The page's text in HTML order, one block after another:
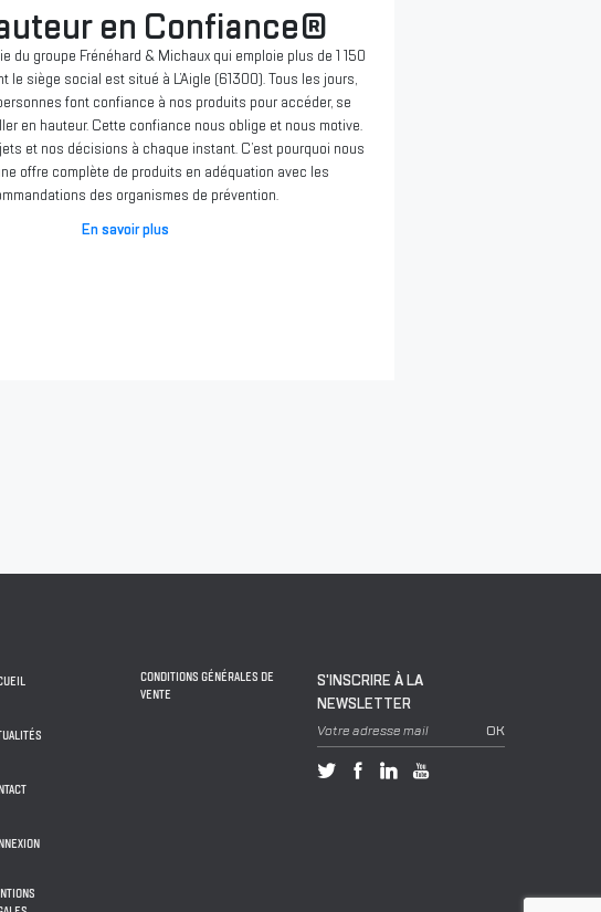
en Confiance®
du groupe Frénéhard & Michaux qui emploie plus de 1 150
le siège social est situé à L’Aigle (61300). Tous les jours,
font confiance à nos produits pour accéder, se
en hauteur. Cette confiance nous oblige et nous motive.
et nos décisions à chaque instant. C’est pourquoi nous
offre complète de produits en adéquation avec les
des organismes de prévention.
En savoir plus
CONDITIONS GÉNÉRALES DE
VENTE
S'INSCRIRE À LA
NEWSLETTER
Votre adresse mail